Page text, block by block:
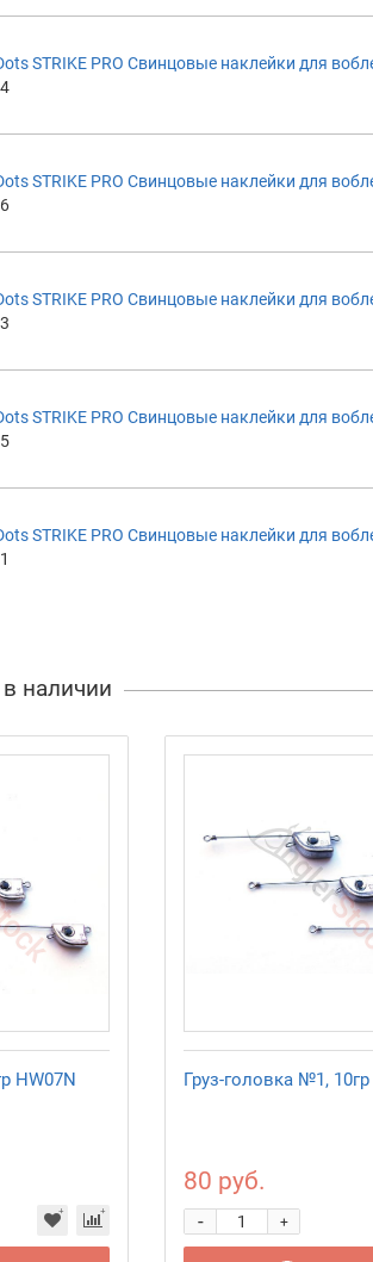
STRIKE PRO Свинцовые наклейки для
STRIKE PRO Свинцовые наклейки для
STRIKE PRO Свинцовые наклейки для
STRIKE PRO Свинцовые наклейки для
STRIKE PRO Свинцовые наклейки для
наличии
HW07N Груз-головка №1,
80 руб.
+
-